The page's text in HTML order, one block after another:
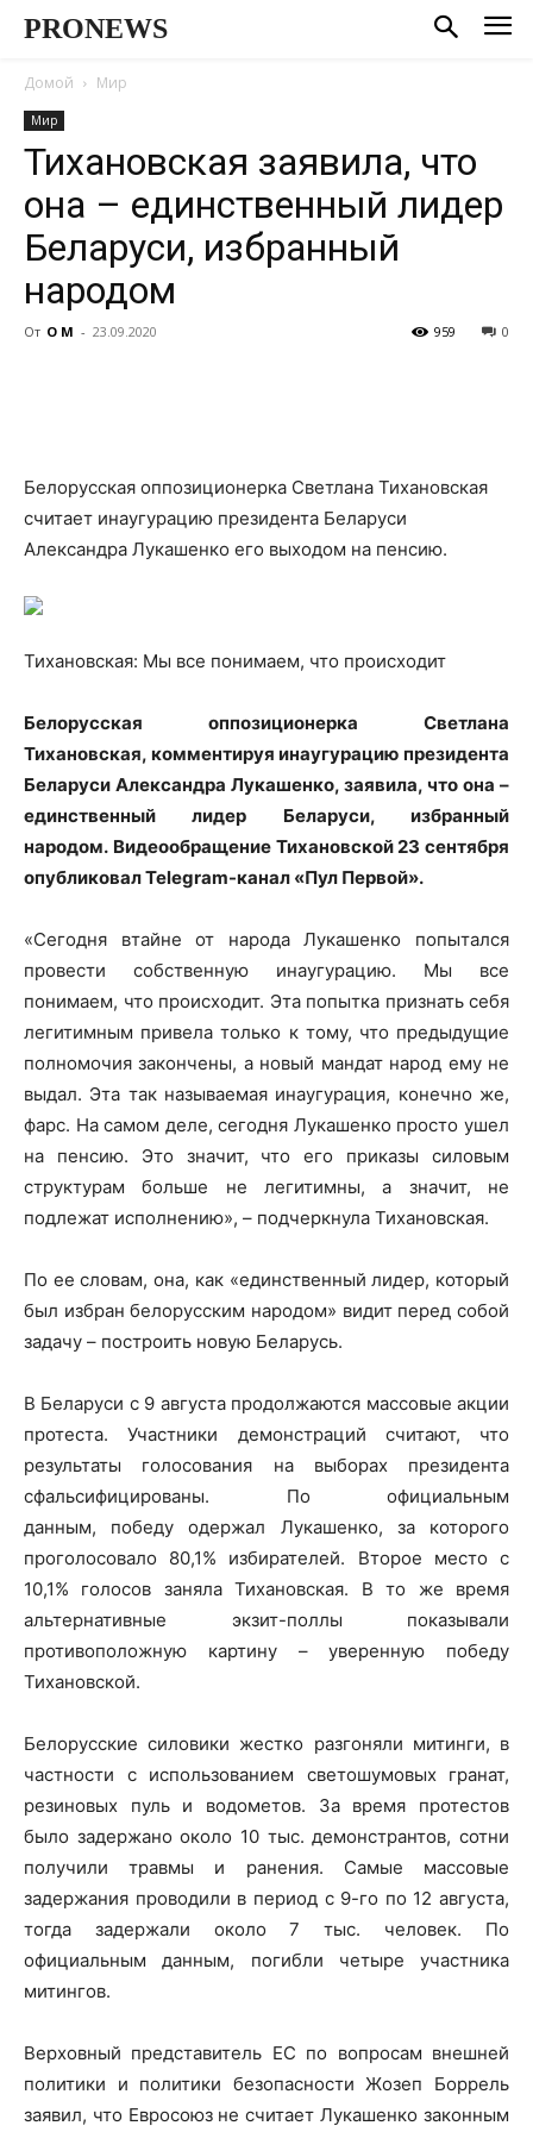
PRONEWS
Домой Мир
Мир
Тихановская заявила, что
она – единственный лидер
Беларуси, избранный
народом
От О М - 23.09.2020 0
959
Белорусская оппозиционерка Светлана Тихановская
считает инаугурацию президента Беларуси
Александра Лукашенко его выходом на пенсию.
Тихановская: Мы все понимаем, что происходит
Белорусская оппозиционерка Светлана
Тихановская, комментируяинаугурацию президента
Беларуси Александра Лукашенко, заявила, что она –
единственный лидер Беларуси, избранный
народом. Видеообращение Тихановской 23 сентября
опубликовал Telegram-канал «Пул Первой».
«Сегодня втайне от народа Лукашенко попытался
провести собственную инаугурацию. Мы все
понимаем, что происходит. Эта попытка признать себя
легитимным привела только к тому, что предыдущие
полномочия закончены, а новый мандат народ ему не
выдал. Эта так называемая инаугурация, конечно же,
фарс. На самом деле, сегодня Лукашенко просто ушел
на пенсию. Это значит, что его приказы силовым
структурам больше не легитимны, а значит, не
подлежат исполнению», – подчеркнула Тихановская.
По ее словам, она, как «единственный лидер, который
был избран белорусским народом» видит перед собой
задачу – построить новую Беларусь.
В Беларуси с 9 августа продолжаются массовые акции
протеста. Участники демонстраций считают, что
результаты голосования на выборах президента
сфальсифицированы. По официальным
данным, победу одержал Лукашенко, за которого
проголосовало 80,1% избирателей. Второе место с
10,1% голосов заняла Тихановская. В то же время
альтернативные экзит-поллы показывали
противоположную картину – уверенную победу
Тихановской.
Белорусские силовики жестко разгоняли митинги, в
частности с использованием светошумовых гранат,
резиновых пуль и водометов. За время протестов
было задержано около 10 тыс. демонстрантов, сотни
получили травмы и ранения. Самые массовые
задержания проводили в период с 9-го по 12 августа,
тогда задержали около 7 тыс. человек. По
официальным данным, погибли четыре участника
митингов.
Верховный представитель ЕС по вопросам внешней
политики и политики безопасности Жозеп Боррель
заявил, что Евросоюз не считает Лукашенко законным